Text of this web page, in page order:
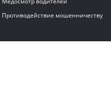
Противодействие мошенничеству